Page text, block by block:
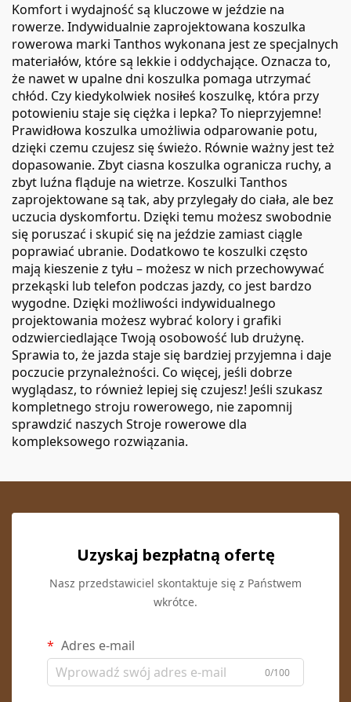
Komfort i wydajność są kluczowe w jeździe na
rowerze. Indywidualnie zaprojektowana koszulka
rowerowa marki Tanthos wykonana jest ze specjalnych
materiałów, które są lekkie i oddychające. Oznacza to,
że nawet w upalne dni koszulka pomaga utrzymać
chłód. Czy kiedykolwiek nosiłeś koszulkę, która przy
potowieniu staje się ciężka i lepka? To nieprzyjemne!
Prawidłowa koszulka umożliwia odparowanie potu,
dzięki czemu czujesz się świeżo. Równie ważny jest też
dopasowanie. Zbyt ciasna koszulka ogranicza ruchy, a
zbyt luźna fląduje na wietrze. Koszulki Tanthos
zaprojektowane są tak, aby przylegały do ciała, ale bez
uczucia dyskomfortu. Dzięki temu możesz swobodnie
się poruszać i skupić się na jeździe zamiast ciągle
poprawiać ubranie. Dodatkowo te koszulki często
mają kieszenie z tyłu – możesz w nich przechowywać
przekąski lub telefon podczas jazdy, co jest bardzo
wygodne. Dzięki możliwości indywidualnego
projektowania możesz wybrać kolory i grafiki
odzwierciedlające Twoją osobowość lub drużynę.
Sprawia to, że jazda staje się bardziej przyjemna i daje
poczucie przynależności. Co więcej, jeśli dobrze
wyglądasz, to również lepiej się czujesz! Jeśli szukasz
kompletnego stroju rowerowego, nie zapomnij
sprawdzić naszych Stroje rowerowedla
kompleksowego rozwiązania.
Uzyskaj bezpłatną ofertę
Nasz przedstawiciel skontaktuje się z Państwem
wkrótce.
Adres e-mail
0/100